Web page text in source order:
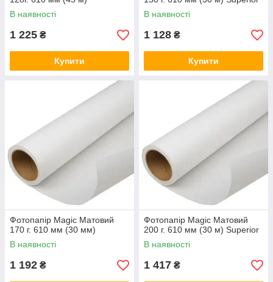
В наявності
1 225 ₴
Купити
В наявності
1 128 ₴
Купити
Фотопапір Magic Матовий
170 г. 610 мм (30 мм)
В наявності
1 192 ₴
Фотопапір Magic Матовий
200 г. 610 мм (30 м) Superior
В наявності
1 417 ₴